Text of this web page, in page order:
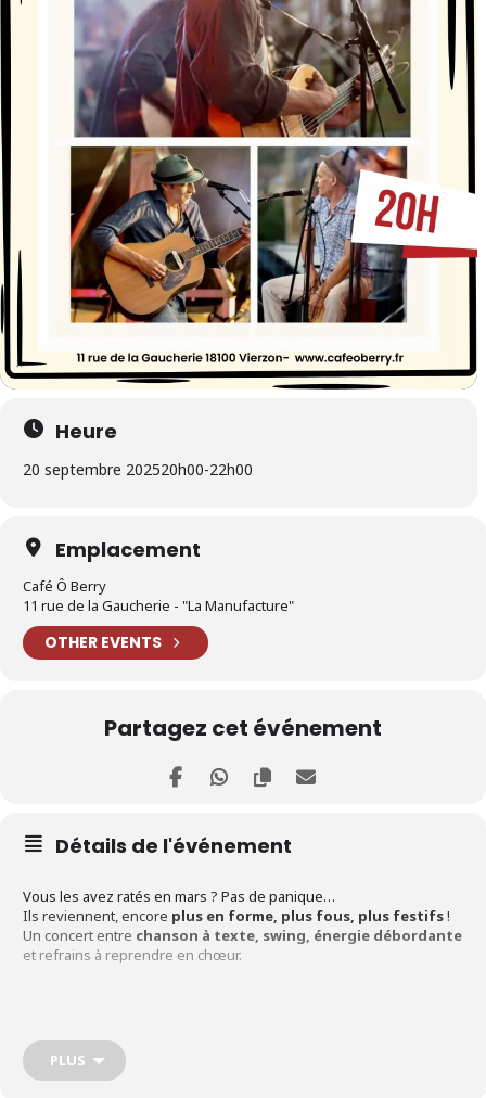
Heure
20 septembre 202520h00-22h00
Emplacement
Café Ô Berry
11 rue de la Gaucherie - "La Manufacture"
OTHER EVENTS
Partagez cet événement
Détails de l'événement
Vous les avez ratés en mars ? Pas de panique…
Ils reviennent, encore plus en forme, plus fous, plus festifs!
Un concert entre chanson à texte, swing, énergie débordante
et refrains à reprendre en chœur.
Bar, planches, rires et belles rencontres… le combo gagnant du
Café Ô Berry !
PLUS